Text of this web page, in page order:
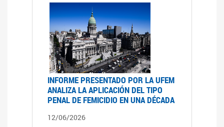
INFORME PRESENTADO POR LA UFEM
ANALIZA LA APLICACIÓN DEL TIPO
PENAL DE FEMICIDIO EN UNA DÉCADA
12/06/2026